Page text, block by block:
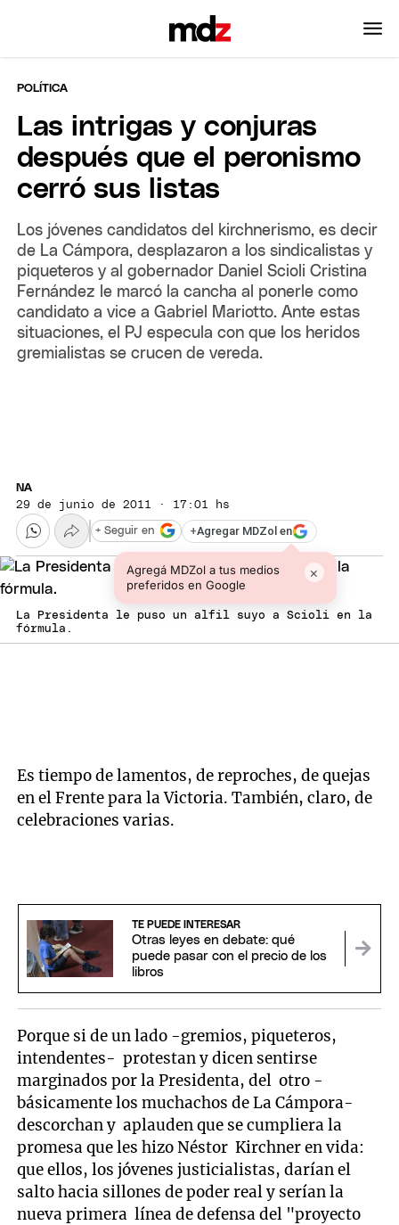
POLÍTICA
Las intrigas y conjuras
después que el peronismo
cerró sus listas
Los jóvenes candidatos del kirchnerismo, es decir
de La Cámpora, desplazaron a los sindicalistas y
piqueteros y al gobernador Daniel Scioli Cristina
Fernández le marcó la cancha al ponerle como
candidato a vice a Gabriel Mariotto. Ante estas
situaciones, el PJ especula con que los heridos
gremialistas se crucen de vereda.
NA
29 de junio de 2011 · 17:01 hs
+Agregar MDZol en
Agregá MDZol a tus medios
preferidos en Google
×
+ Seguir en
La Presidenta le puso un alfil suyo a Scioli en la
fórmula.
Es tiempo de lamentos, de reproches, de quejas
en el Frente para la Victoria. También, claro, de
celebraciones varias.
TE PUEDE INTERESAR
Otras leyes en debate: qué
puede pasar con el precio de los
libros
Porque si de un lado -gremios, piqueteros,
intendentes- protestan y dicen sentirse
marginados por la Presidenta, del otro -
básicamente los muchachos de La Cámpora-
descorchan y aplauden que se cumpliera la
promesa que les hizo Néstor Kirchner en vida:
que ellos, los jóvenes justicialistas, darían el
salto hacia sillones de poder real y serían la
nueva primera línea de defensa del "proyecto